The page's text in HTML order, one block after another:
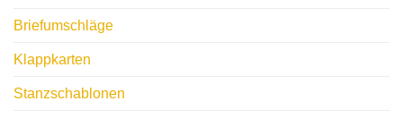
Briefumschläge
Klappkarten
Stanzschablonen